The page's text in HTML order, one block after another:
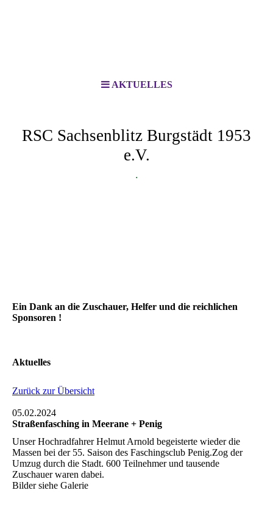
AKTUELLES
RSC Sachsenblitz Burgstädt 1953
e.V.
.
Ein Dank an die Zuschauer, Helfer und die reichlichen
Sponsoren !
Aktuelles
Zurück zur Übersicht
05.02.2024
Straßenfasching in Meerane + Penig
Unser Hochradfahrer Helmut Arnold begeisterte wieder die
Massen bei der 55. Saison des Faschingsclub Penig.Zog der
Umzug durch die Stadt. 600 Teilnehmer und tausende
Zuschauer waren dabei.
Bilder siehe Galerie